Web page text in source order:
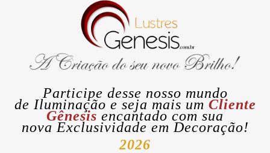
Participe desse nosso mundo
de Iluminação e seja mais um Cliente
Gênesis encantado com sua
nova Exclusividade em Decoração!
2026